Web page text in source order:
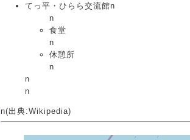
てっ平・ひらら交流館n
n
食堂
n
休憩所
n
n
n
n(出典:Wikipedia)